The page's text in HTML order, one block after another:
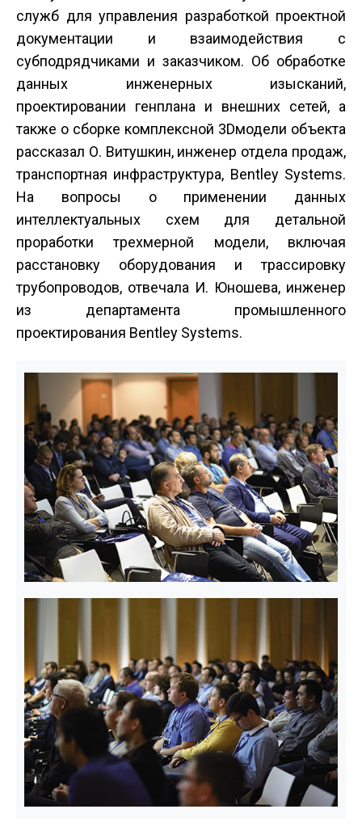
служб для управления разработкой проектной
документации и взаимодействия с
субподрядчиками и заказчиком. Об обработке
данных инженерных изысканий,
проектировании генплана и внешних сетей, а
также о сборке комплексной 3D­модели объекта
рассказал О. Витушкин, инженер отдела продаж,
транспортная инфраструктура, Bentley Systems.
На вопросы о применении данных
интеллектуальных схем для детальной
проработки трехмерной модели, включая
расстановку оборудования и трассировку
трубопроводов, отвечала И. Юношева, инженер
из департамента промышленного
проектирования Bentley Systems.